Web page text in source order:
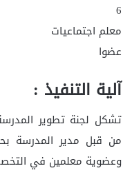
6
معلم اجتماعيات
عضوا
آلية التنفيذ :
تشكل لجنة تطوير
من قبل مدير المدرسة
وعضوية معلمين في